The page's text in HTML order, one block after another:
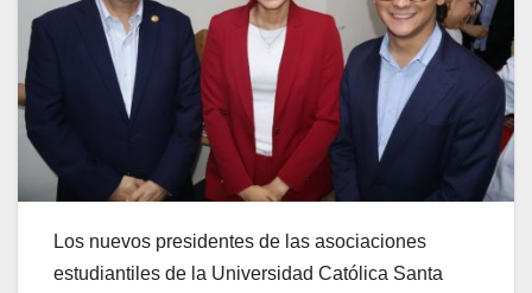
Los nuevos presidentes de las asociaciones
estudiantiles de la Universidad Católica Santa